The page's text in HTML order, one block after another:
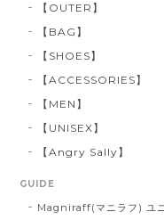
【OUTER】
【BAG】
【SHOES】
【ACCESSORIES】
【MEN】
【UNISEX】
【Angry Sally】
GUIDE
Magniraff(マニラフ) ユ